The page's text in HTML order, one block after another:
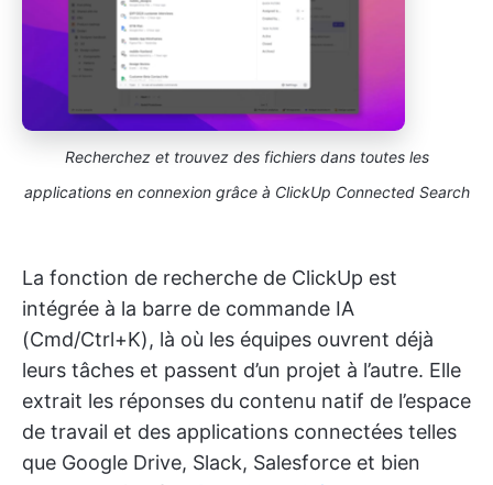
Recherchez et trouvez des fichiers dans toutes les
applications en connexion grâce à ClickUp Connected Search
La fonction de recherche de ClickUp est
intégrée à la barre de commande IA
(Cmd/Ctrl+K), là où les équipes ouvrent déjà
leurs tâches et passent d’un projet à l’autre. Elle
extrait les réponses du contenu natif de l’espace
de travail et des applications connectées telles
que Google Drive, Slack, Salesforce et bien